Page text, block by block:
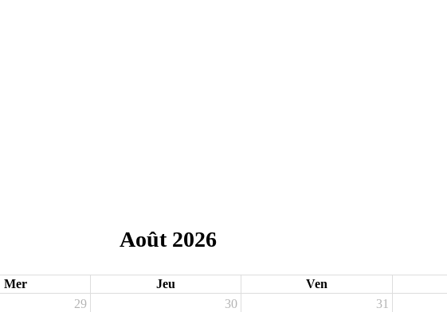
Août 2026
Mer Jeu Ven
29 30 31